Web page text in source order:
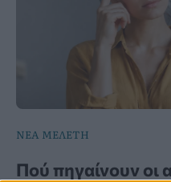
ΝΕΑ ΜΕΛΕΤΗ
Πού πηγαίνουν οι